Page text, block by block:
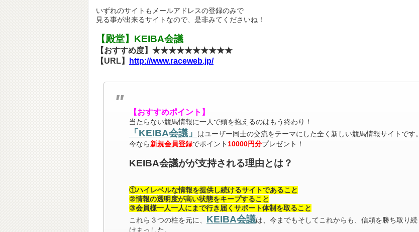
いずれのサイトもメールアドレスの登録のみで
見る事が出来るサイトなので、是非みてくださいね！
【殿堂】KEIBA会議
【おすすめ度】★★★★★★★★★★
【URL】
http://www.raceweb.jp/
【おすすめポイント】
当たらない競馬情報に一人で頭を抱えるのはもう終わり！
「KEIBA会議」
はユーザー同士の交流をテーマにした全く新しい競馬情報サイトです。
今なら新規会員登録でポイント 10000円分プレゼント！
KEIBA会議がが支持される理由とは？
①ハイレベルな情報を提供し続けるサイトであること
②情報の透明度が高い状態をキープすること
③会員様一人一人にまで行き届くサポート体制を取ること
これら３つの柱を元に、 KEIBA会議は、今までもそしてこれからも、信頼を勝ち取り続
けまっした。